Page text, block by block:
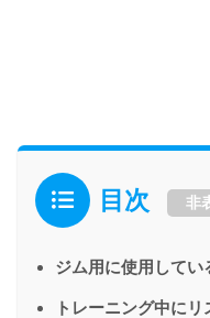
目次 非
ジム用に使用してい
トレーニング中に